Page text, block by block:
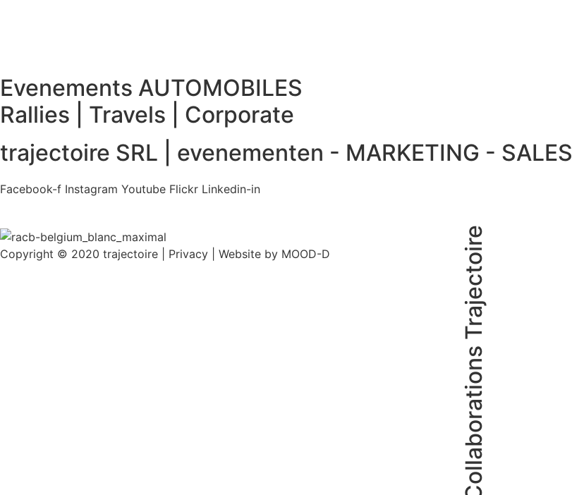
Collaborations Trajectoire
Evenements AUTOMOBILES
Rallies | Travels | Corporate
trajectoire SRL | evenementen - MARKETING - SALES
Facebook-f Instagram Youtube Flickr Linkedin-in
Copyright © 2020 trajectoire | Privacy | Website by MOOD-D